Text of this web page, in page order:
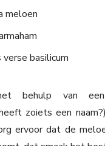
meloen
basilicum
behulp van
zoiets een
ervoor dat de